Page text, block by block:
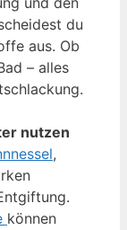
du
aus. Ob
– alles
nutzen
,
können